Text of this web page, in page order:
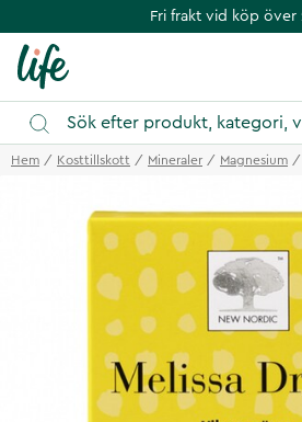
Fri frakt vid köp över
Hem Kosttillskott Mineraler Magnesium